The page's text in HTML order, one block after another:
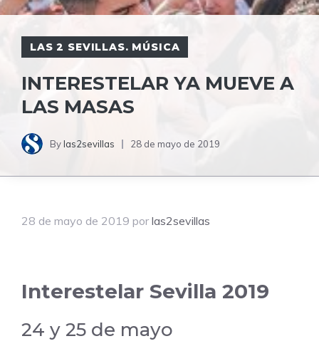
LAS 2 SEVILLAS. MÚSICA
INTERESTELAR YA MUEVE A
LAS MASAS
Bylas2sevillas 28 de mayo de 2019
28 de mayo de 2019 por las2sevillas
Interestelar Sevilla 2019
24 y 25 de mayo